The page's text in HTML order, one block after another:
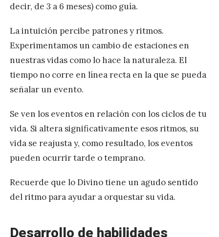
decir, de 3 a 6 meses) como guía.
La intuición percibe patrones y ritmos.
Experimentamos un cambio de estaciones en
nuestras vidas como lo hace la naturaleza. El
tiempo no corre en línea recta en la que se pueda
señalar un evento.
Se ven los eventos en relación con los ciclos de tu
vida. Si altera significativamente esos ritmos, su
vida se reajusta y, como resultado, los eventos
pueden ocurrir tarde o temprano.
Recuerde que lo Divino tiene un agudo sentido
del ritmo para ayudar a orquestar su vida.